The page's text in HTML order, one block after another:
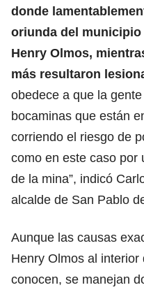
donde
oriunda del municipio
Henry Olmos,
más resultaron
obedece a que la
bocaminas que están
corriendo el riesgo de
como en este caso por
de la mina”, indicó
alcalde de San Pablo
Aunque las causas
Henry Olmos al
conocen, se manejan